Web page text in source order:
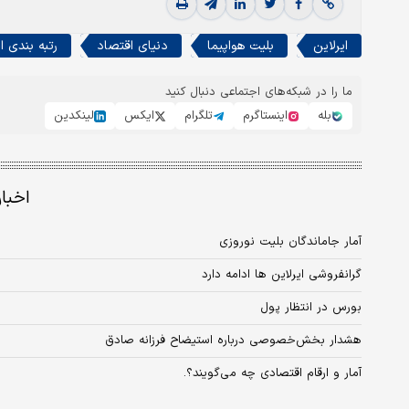
ایرلاین بلیت هواپیما دنیای اقتصاد رتبه بندی
ما را در شبکه‌های اجتماعی دنبال کنید
بله
اینستاگرم تلگرام ایکس لینکدین
آمار جاماندگان بلیت نوروزی
گرانفروشی ایرلاین ها ادامه دارد
بورس در انتظار پول
هشدار بخش‌خصوصی درباره استیضاح فرزانه صادق
آمار و ارقام اقتصادی چه می‌گویند؟.